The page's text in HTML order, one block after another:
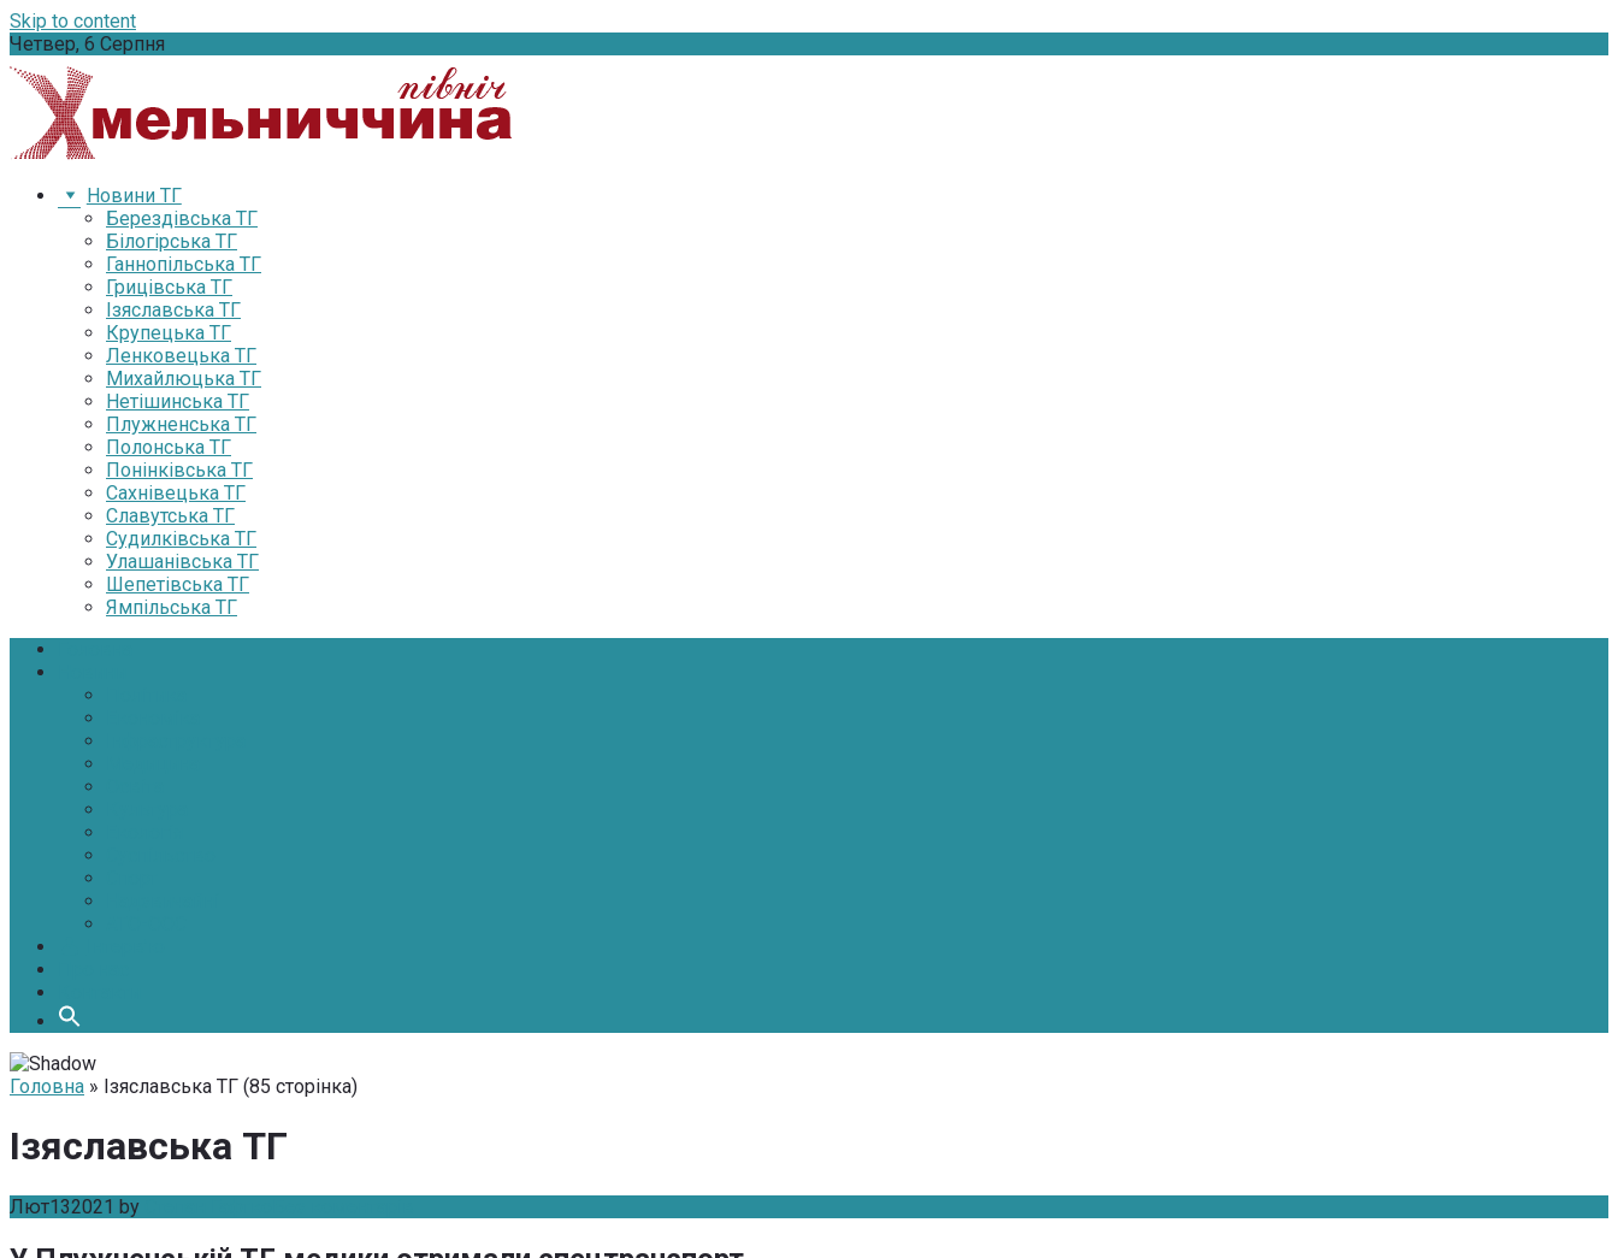
Skip to content
Четвер, 6 Серпня
Новини ТГ
Берездівська ТГ
Білогірська ТГ
Ганнопільська ТГ
Грицівська ТГ
Ізяславська ТГ
Крупецька ТГ
Ленковецька ТГ
Михайлюцька ТГ
Нетішинська ТГ
Плужненська ТГ
Полонська ТГ
Понінківська ТГ
Сахнівецька ТГ
Славутська ТГ
Судилківська ТГ
Улашанівська ТГ
Шепетівська ТГ
Ямпільська ТГ
Головна » Ізяславська ТГ (85 сторінка)
Ізяславська ТГ
Лют132021 by